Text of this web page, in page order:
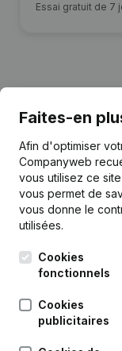
Essai gratuit de 7
Date
Questions
Faites-en
Afin d'optimiser
Companyweb
vous utilisez ce
vous permet de
vous donne le
utilisées.
Cookies
fonctionnels
Cookies
publicitaires